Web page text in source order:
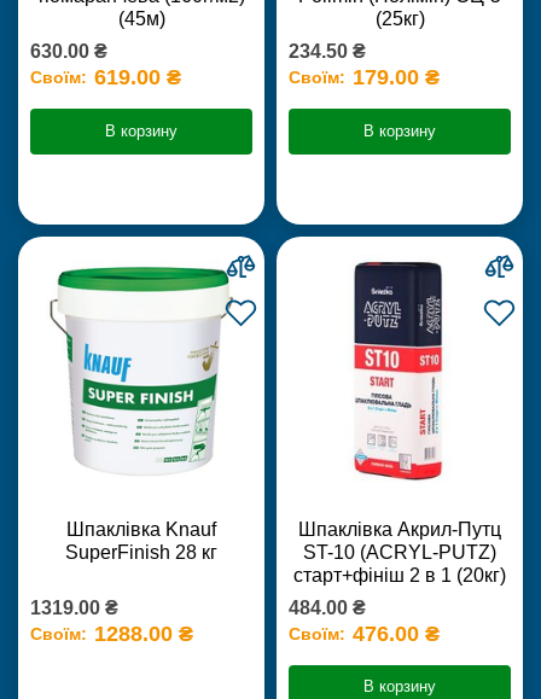
(45м)
630.00 ₴
Своїм: 619.00 ₴
В корзину
(25кг)
234.50 ₴
Своїм: 179.00 ₴
В корзину
Шпаклівка Knauf
SuperFinish 28 кг
1319.00 ₴
Своїм: 1288.00 ₴
Шпаклівка Акрил-Путц
ST-10 (ACRYL-PUTZ)
старт+фініш 2 в 1 (20кг)
484.00 ₴
Своїм: 476.00 ₴
В корзину